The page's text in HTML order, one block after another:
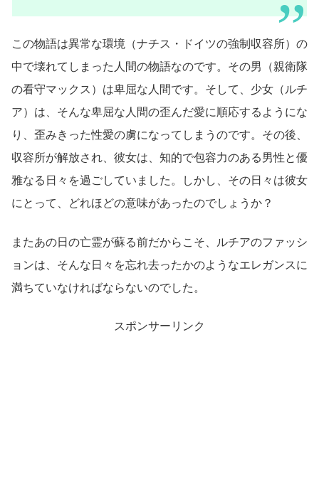
この物語は異常な環境（ナチス・ドイツの強制収容所）の
中で壊れてしまった人間の物語なのです。その男（親衛隊
の看守マックス）は卑屈な人間です。そして、少女（ルチ
ア）は、そんな卑屈な人間の歪んだ愛に順応するようにな
り、歪みきった性愛の虜になってしまうのです。その後、
収容所が解放され、彼女は、知的で包容力のある男性と優
雅なる日々を過ごしていました。しかし、その日々は彼女
にとって、どれほどの意味があったのでしょうか？
またあの日の亡霊が蘇る前だからこそ、ルチアのファッシ
ョンは、そんな日々を忘れ去ったかのようなエレガンスに
満ちていなければならないのでした。
スポンサーリンク